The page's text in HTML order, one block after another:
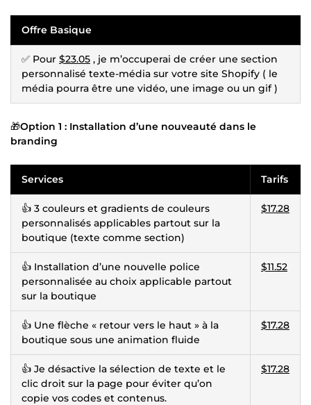
Offre Basique
✅ Pour $23.05 , je m’occuperai de créer une section
personnalisé texte-média sur votre site Shopify ( le
média pourra être une vidéo, une image ou un gif )
🎁Option 1 : Installation d’une nouveauté dans le
branding
Services Tarifs
👍 3 couleurs et gradients de couleurs
personnalisés applicables partout sur la
boutique (texte comme section)
$17.28
👍 Installation d’une nouvelle police
personnalisée au choix applicable partout
sur la boutique
$11.52
👍 Une flèche « retour vers le haut » à la
boutique sous une animation fluide
$17.28
👍 Je désactive la sélection de texte et le
clic droit sur la page pour éviter qu’on
copie vos codes et contenus.
$17.28